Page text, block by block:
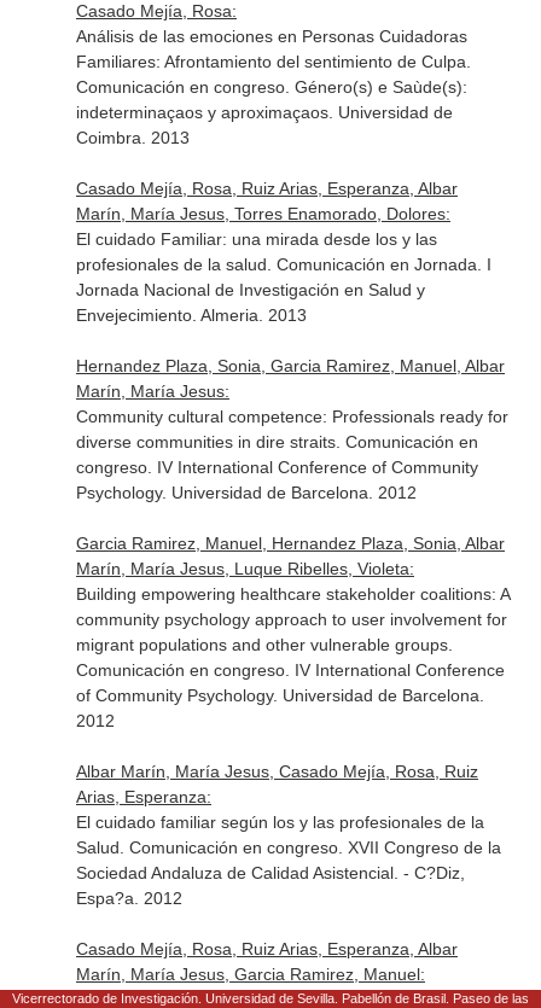
Casado Mejía, Rosa:
Análisis de las emociones en Personas Cuidadoras
Familiares: Afrontamiento del sentimiento de Culpa.
Comunicación en congreso. Género(s) e Saùde(s):
indeterminaçaos y aproximaçaos. Universidad de
Coimbra. 2013
Casado Mejía, Rosa, Ruiz Arias, Esperanza, Albar
Marín, María Jesus, Torres Enamorado, Dolores:
El cuidado Familiar: una mirada desde los y las
profesionales de la salud. Comunicación en Jornada. I
Jornada Nacional de Investigación en Salud y
Envejecimiento. Almeria. 2013
Hernandez Plaza, Sonia, Garcia Ramirez, Manuel, Albar
Marín, María Jesus:
Community cultural competence: Professionals ready for
diverse communities in dire straits. Comunicación en
congreso. IV International Conference of Community
Psychology. Universidad de Barcelona. 2012
Garcia Ramirez, Manuel, Hernandez Plaza, Sonia, Albar
Marín, María Jesus, Luque Ribelles, Violeta:
Building empowering healthcare stakeholder coalitions: A
community psychology approach to user involvement for
migrant populations and other vulnerable groups.
Comunicación en congreso. IV International Conference
of Community Psychology. Universidad de Barcelona.
2012
Albar Marín, María Jesus, Casado Mejía, Rosa, Ruiz
Arias, Esperanza:
El cuidado familiar según los y las profesionales de la
Salud. Comunicación en congreso. XVII Congreso de la
Sociedad Andaluza de Calidad Asistencial. - C?Diz,
Espa?a. 2012
Casado Mejía, Rosa, Ruiz Arias, Esperanza, Albar
Marín, María Jesus, Garcia Ramirez, Manuel:
The domestic care of older people by immigrant women
Vicerrectorado de Investigación. Universidad de Sevilla. Pabellón de Brasil. Paseo de las